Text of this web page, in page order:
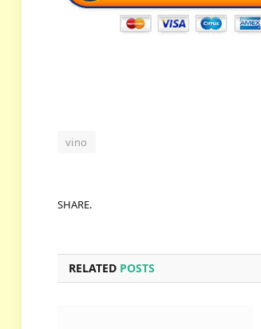
vino
SHARE.
RELATED POSTS